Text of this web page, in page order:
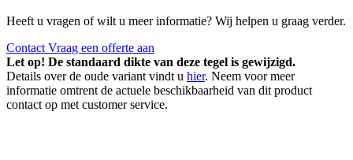
Heeft u vragen of wilt u meer informatie? Wij helpen u graag verder.
Contact Vraag een offerte aan
Let op! De standaard dikte van deze tegel is gewijzigd.
Details over de oude variant vindt u hier. Neem voor meer
informatie omtrent de actuele beschikbaarheid van dit product
contact op met customer service.